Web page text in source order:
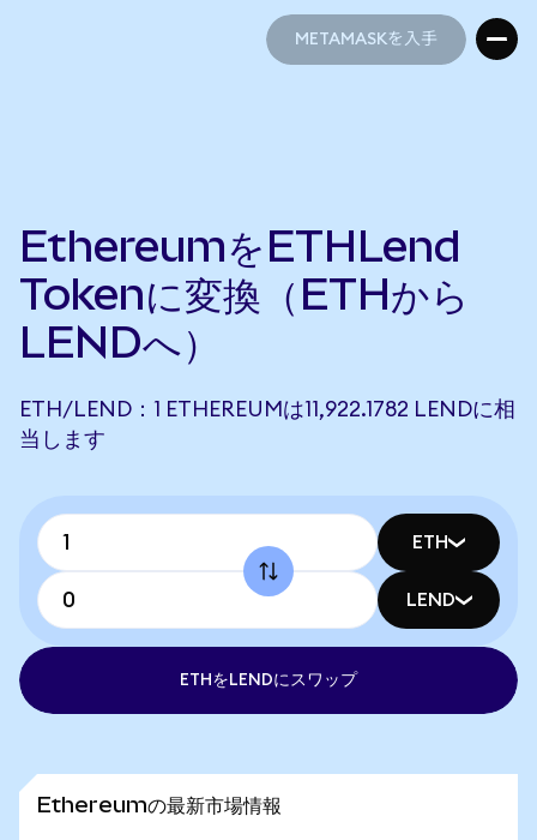
METAMASKを入手
EthereumをETHLend
Tokenに変換（ETHから
LENDへ）
ETH/LEND：1 ETHEREUMは11,922.1782 LENDに相
当します
ETH
LEND
ETHをLENDにスワップ
Ethereumの最新市場情報